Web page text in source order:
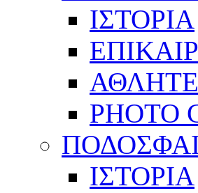
ΙΣΤΟΡΙΑ
PHOTO
ΙΣΤΟΡΙΑ